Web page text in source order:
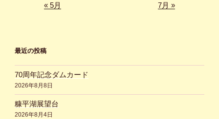
« 5月 7月 »
最近の投稿
70周年記念ダムカード
2026年8月8日
糠平湖展望台
2026年8月4日